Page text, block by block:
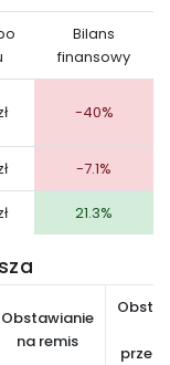
Bilans
finansowy
-40%
-7.1%
21.3%
Obstawianie
na remis